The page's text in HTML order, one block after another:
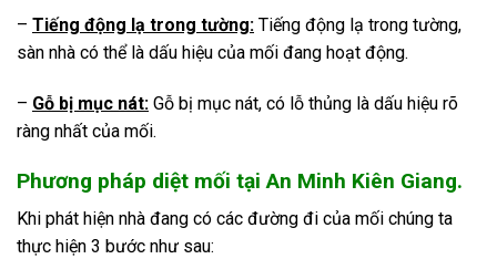
– Tiếng động lạ trong tường: Tiếng động lạ trong tường,
sàn nhà có thể là dấu hiệu của mối đang hoạt động.
– Gỗ bị mục nát: Gỗ bị mục nát, có lỗ thủng là dấu hiệu rõ
ràng nhất của mối.
Phương pháp diệt mối tại An Minh Kiên Giang.
Khi phát hiện nhà đang có các đường đi của mối chúng ta
thực hiện 3 bước như sau: